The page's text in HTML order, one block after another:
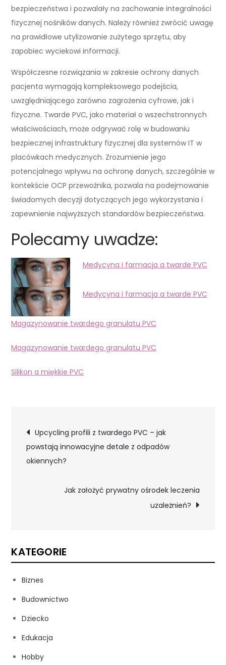
bezpieczeństwa i pozwalały na zachowanie integralności
fizycznej nośników danych. Należy również zwrócić uwagę
na prawidłowe utylizowanie zużytego sprzętu, aby
zapobiec wyciekowi informacji.
Współczesne rozwiązania w zakresie ochrony danych
pacjenta wymagają kompleksowego podejścia,
uwzględniającego zarówno zagrożenia cyfrowe, jak i
fizyczne. Twarde PVC, jako materiał o wszechstronnych
właściwościach, może odgrywać rolę w budowaniu
bezpiecznej infrastruktury fizycznej dla systemów IT w
placówkach medycznych. Zrozumienie jego
potencjalnego wpływu na ochronę danych, szczególnie w
kontekście OCP przewoźnika, pozwala na podejmowanie
świadomych decyzji dotyczących jego wykorzystania i
zapewnienie najwyższych standardów bezpieczeństwa.
Polecamy uwadze:
Medycyna i farmacja a twarde PVC
Medycyna i farmacja a twarde PVC
Magazynowanie twardego granulatu PVC
Magazynowanie twardego granulatu PVC
Silikon a miękkie PVC
Nawigacja
wpisu
Upcycling profili z twardego PVC – jak
powstają innowacyjne detale z odpadów
okiennych?
Jak założyć prywatny ośrodek leczenia
uzależnień?
KATEGORIE
Biznes
Budownictwo
Dziecko
Edukacja
Hobby